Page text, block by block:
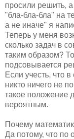
просили решить,
"бла-бла-бла" на
а не иначе" я
Теперь у меня
сколько задач в
таким образом?
подсовывается
Если учесть, что
никто ничего не
такое положение
вероятным.
Почему
Да потому, что по